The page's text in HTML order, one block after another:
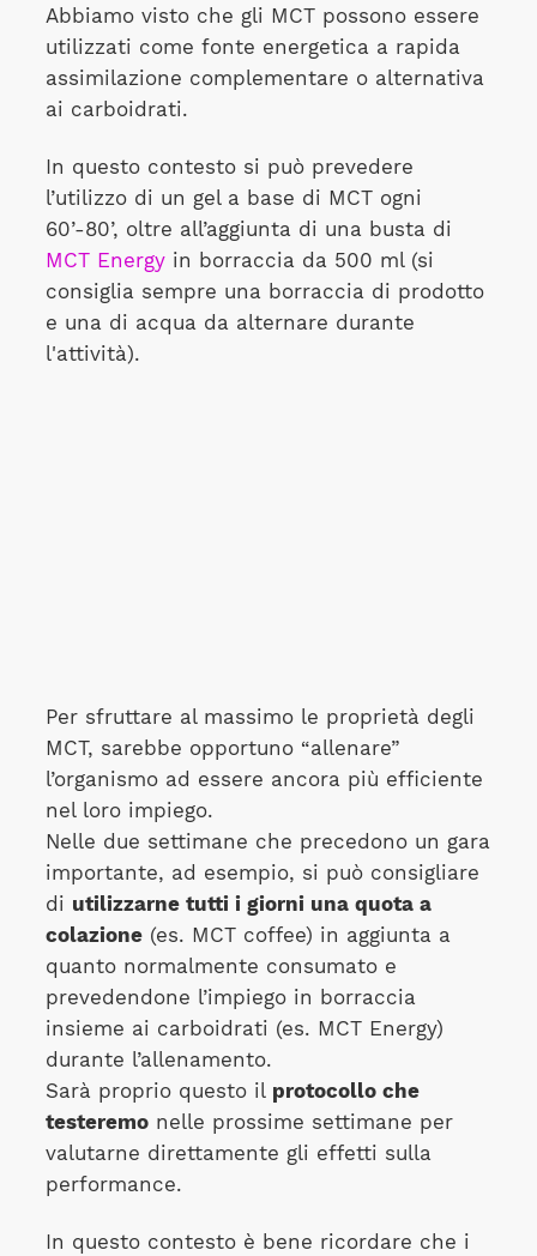
Abbiamo visto che gli MCT possono essere
utilizzati come fonte energetica a rapida
assimilazione complementare o alternativa
ai carboidrati.
In questo contesto si può prevedere
l’utilizzo di un gel a base di MCT ogni
60’-80’, oltre all’aggiunta di una busta di
MCT Energyin borraccia da 500 ml (si
consiglia sempre una borraccia di prodotto
e una di acqua da alternare durante
l'attività).
Per sfruttare al massimo le proprietà degli
MCT, sarebbe opportuno “allenare”
l’organismo ad essere ancora più efficiente
nel loro impiego.
Nelle due settimane che precedono un gara
importante, ad esempio, si può consigliare
di utilizzarne tutti i giorni una quota a
colazione(es. MCT coffee) in aggiunta a
quanto normalmente consumato e
prevedendone l’impiego in borraccia
insieme ai carboidrati (es. MCT Energy)
durante l’allenamento.
Sarà proprio questo il protocollo che
testeremonelle prossime settimane per
valutarne direttamente gli effetti sulla
performance.
In questo contesto è bene ricordare che i